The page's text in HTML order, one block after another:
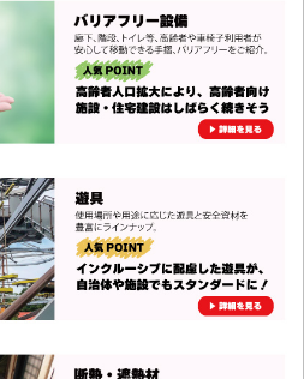
コラム
設計士インタビュー
販売・施工代理店募集